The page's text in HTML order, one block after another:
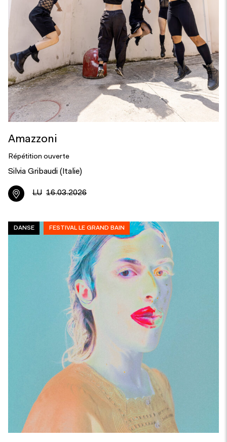
Amazzoni
Répétition ouverte
Silvia Gribaudi (Italie)
LU 16.03.2026
DANSE FESTIVAL LE GRAND BAIN